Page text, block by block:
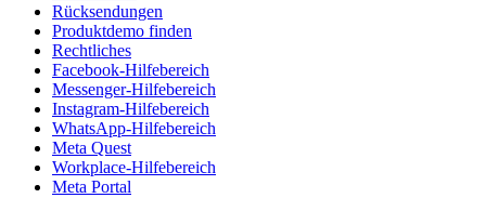
Rücksendungen
Produktdemo finden
Rechtliches
Facebook-Hilfebereich
Messenger-Hilfebereich
Instagram-Hilfebereich
WhatsApp-Hilfebereich
Meta Quest
Workplace-Hilfebereich
Meta Portal